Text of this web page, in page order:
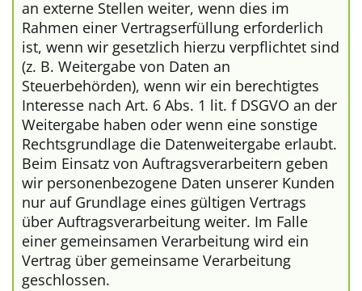
an externe Stellen weiter, wenn dies im
Rahmen einer Vertragserfüllung erforderlich
ist, wenn wir gesetzlich hierzu verpflichtet sind
(z. B. Weitergabe von Daten an
Steuerbehörden), wenn wir ein berechtigtes
Interesse nach Art. 6 Abs. 1 lit. f DSGVO an der
Weitergabe haben oder wenn eine sonstige
Rechtsgrundlage die Datenweitergabe erlaubt.
Beim Einsatz von Auftragsverarbeitern geben
wir personenbezogene Daten unserer Kunden
nur auf Grundlage eines gültigen Vertrags
über Auftragsverarbeitung weiter. Im Falle
einer gemeinsamen Verarbeitung wird ein
Vertrag über gemeinsame Verarbeitung
geschlossen.